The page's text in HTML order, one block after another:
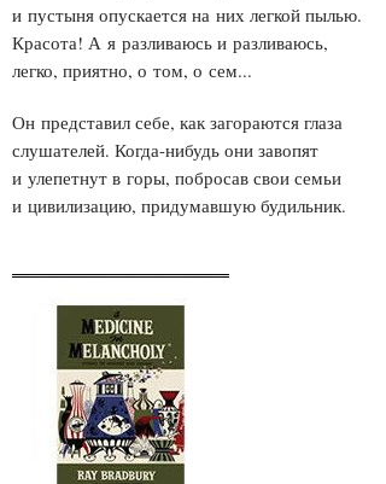
и пустыня опускается на них легкой пылью.
Красота! А я разливаюсь и разливаюсь,
легко, приятно, о том, о сем...
Он представил себе, как загораются глаза
слушателей. Когда-нибудь они завопят
и улепетнут в горы, побросав свои семьи
и цивилизацию, придумавшую будильник.